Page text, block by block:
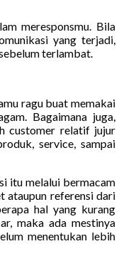
meresponsmu. Bila
yang terjadi,
terlambat.
ragu buat memakai
Bagaimana juga,
customer relatif jujur
service, sampai
itu melalui bermacam
ataupun referensi dari
hal yang kurang
maka ada mestinya
menentukan lebih